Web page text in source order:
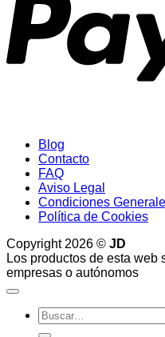
Blog
Contacto
FAQ
Aviso Legal
Condiciones
Política de Cookies
Copyright 2026 © JD
Los productos de esta web
empresas o autónomos
Buscar
por: